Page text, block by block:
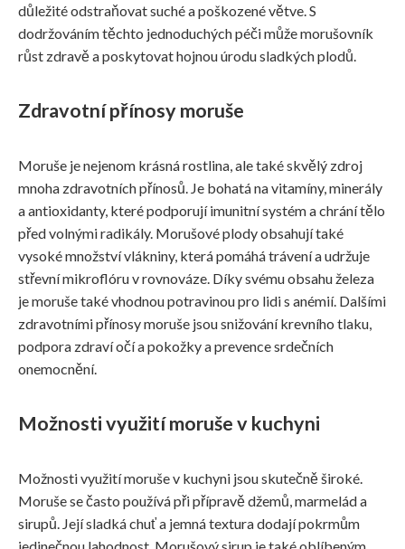
důležité odstraňovat suché a poškozené větve. S
dodržováním těchto jednoduchých péči může morušovník
růst zdravě a poskytovat hojnou úrodu sladkých plodů.
Zdravotní přínosy moruše
Moruše je nejenom krásná rostlina, ale také skvělý zdroj
mnoha zdravotních přínosů. Je bohatá na vitamíny, minerály
a antioxidanty, které podporují imunitní systém a chrání tělo
před volnými radikály. Morušové plody obsahují také
vysoké množství vlákniny, která pomáhá trávení a udržuje
střevní mikroflóru v rovnováze. Díky svému obsahu železa
je moruše také vhodnou potravinou pro lidi s anémií. Dalšími
zdravotními přínosy moruše jsou snižování krevního tlaku,
podpora zdraví očí a pokožky a prevence srdečních
onemocnění.
Možnosti využití moruše v kuchyni
Možnosti využití moruše v kuchyni jsou skutečně široké.
Moruše se často používá při přípravě džemů, marmelád a
sirupů. Její sladká chuť a jemná textura dodají pokrmům